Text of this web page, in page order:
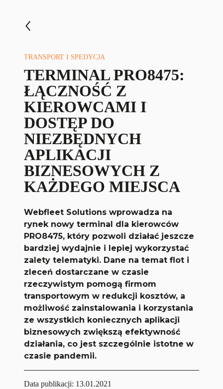
TRANSPORT I SPEDYCJA
TERMINAL PRO8475:
ŁĄCZNOŚĆ Z
KIEROWCAMI I
DOSTĘP DO
NIEZBĘDNYCH
APLIKACJI
BIZNESOWYCH Z
KAŻDEGO MIEJSCA
Webfleet Solutions wprowadza na
rynek nowy terminal dla kierowców
PRO8475, który pozwoli działać jeszcze
bardziej wydajnie i lepiej wykorzystać
zalety telematyki. Dane na temat flot i
zleceń dostarczane w czasie
rzeczywistym pomogą firmom
transportowym w redukcji kosztów, a
możliwość zainstalowania i korzystania
ze wszystkich koniecznych aplikacji
biznesowych zwiększą efektywność
działania, co jest szczególnie istotne w
czasie pandemii.
Data publikacji: 13.01.2021